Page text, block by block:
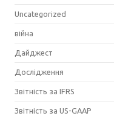
Uncategorized
війна
Дайджест
Дослідження
Звітність за IFRS
Звітність за US-GAAP